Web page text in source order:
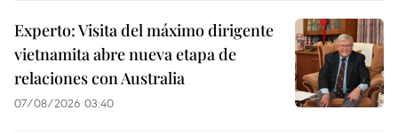
Experto: Visita del máximo dirigente
vietnamita abre nueva etapa de
relaciones con Australia
07/08/2026 03:40